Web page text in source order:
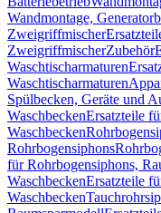
Wandmontage,
Zweigriffmischer
ZweigriffmischerZubehör
Waschtischarmaturen
Waschtischarmaturen
Spülbecken, Geräte und
WaschbeckenErsatzteile
Waschbecken
Rohrbogensiphons
für Rohrbogensiphons,
WaschbeckenErsatzteile
Waschbecken